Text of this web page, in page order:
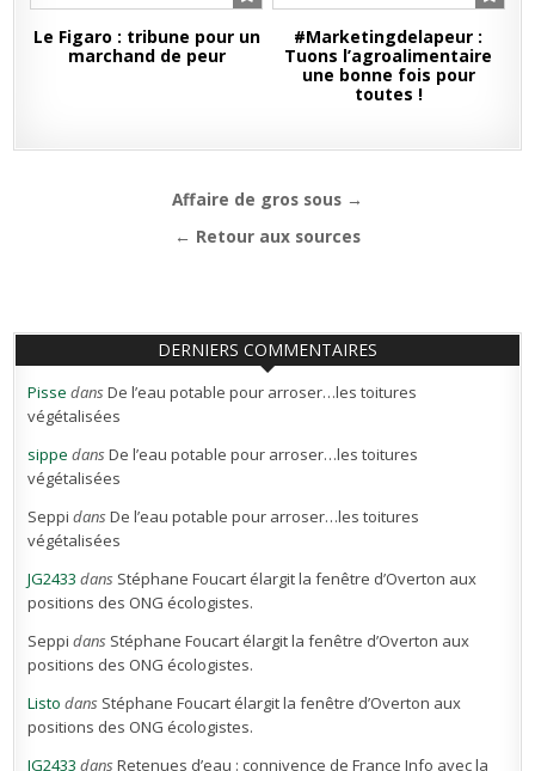
Le Figaro : tribune pour un
marchand de peur
#Marketingdelapeur :
Tuons l’agroalimentaire
une bonne fois pour
toutes !
NavigationAffaire de gros sous →
← Retour aux sources
DERNIERS COMMENTAIRES
Pisse dansDe l’eau potable pour arroser…les toitures
végétalisées
sippe dansDe l’eau potable pour arroser…les toitures
végétalisées
Seppi dansDe l’eau potable pour arroser…les toitures
végétalisées
JG2433 dans Stéphane Foucart élargit la fenêtre d’Overton aux
positions des ONG écologistes.
Seppi dans Stéphane Foucart élargit la fenêtre d’Overton aux
positions des ONG écologistes.
Listo dans Stéphane Foucart élargit la fenêtre d’Overton aux
positions des ONG écologistes.
JG2433 dansRetenues d’eau : connivence de France Info avec la